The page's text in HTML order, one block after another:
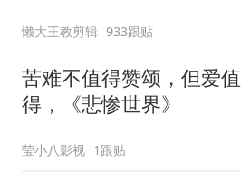
懒大王教剪辑 933跟贴
苦难不值得赞颂，但爱值
得，《悲惨世界》
莹小八影视 1跟贴